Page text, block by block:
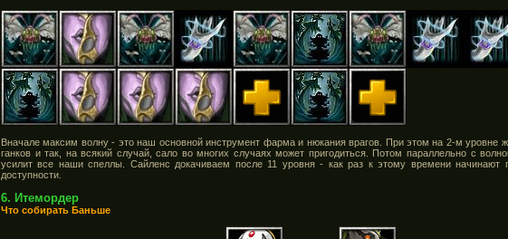
Вначале максим волну - это наш основной инструмент фарма и нюкания врагов. При этом на 2-м уровне
ганков и так, на всякий случай, сало во многих случаях может пригодиться. Потом параллельно с
усилит все наши спеллы. Сайленс докачиваем после 11 уровня - как раз к этому времени
доступности.
6. Итемордер
Что собирать Баньше